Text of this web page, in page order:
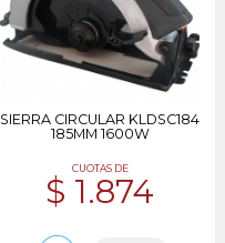
SIERRA CIRCULAR KLDSC184
185MM 1600W
CUOTAS DE
$ 1.874